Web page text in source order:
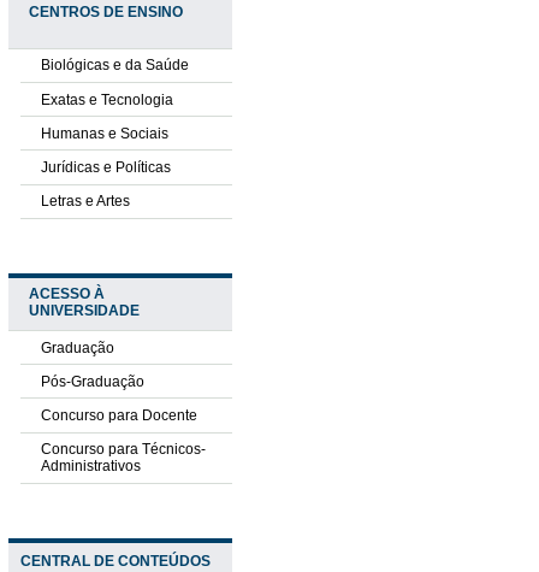
CENTROS DE ENSINO
Biológicas e da Saúde
Exatas e Tecnologia
Humanas e Sociais
Jurídicas e Políticas
Letras e Artes
ACESSO À
UNIVERSIDADE
Graduação
Pós-Graduação
Concurso para Docente
Concurso para Técnicos-
Administrativos
CENTRAL DE CONTEÚDOS